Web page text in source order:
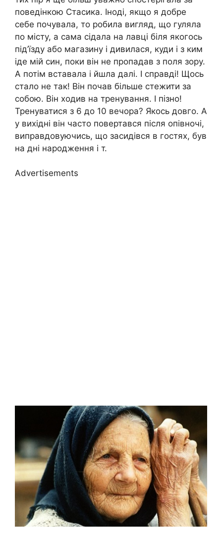
поведінкою Стасика. Іноді, якщо я добре
себе почувала, то робила вигляд, що гуляла
по місту, а сама сідала на лавці біля якогось
під’їзду або магазину і дивилася, куди і з ким
іде мій син, поки він не пропадав з поля зору.
А потім вставала і йшла далі. І справді! Щось
стало не так! Він почав більше стежити за
собою. Він ходив на тренування. І пізно!
Тренуватися з 6 до 10 вечора? Якось довго. А
у вихідні він часто повертався після опівночі,
виправдовуючись, що засидівся в гостях, був
на дні народження і т.
Advertisements